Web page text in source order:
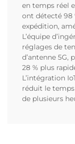
en temps réel
ont détecté 98
expédition,
L’équipe
réglages de
d’antenne 5G,
28 % plus
L’intégration
réduit le
de plusieurs